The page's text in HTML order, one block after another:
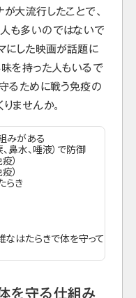
大流行したことで、
も多いのではないで
にした映画が話題に
を持った人もいるで
るために戦う免疫の
ませんか。
みがある
鼻水、唾液）で防御
）
）
らき
はたらきで体を守って